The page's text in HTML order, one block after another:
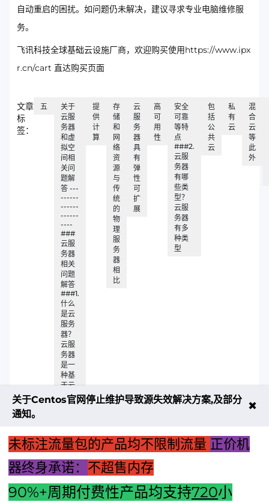
自动重启的困扰。如问题仍未解决，建议寻求专业电脑维修服
务。
飞讯科技全球基础云设施厂商，欢迎购买使用https://www.ipx
r.cn/cart 直达购买页面
文章
标
签：
五
关于
云服
务器
和虚
拟空
间相
关问
题解
答 ---
------
------
------
----
###
云服
务器
相关
问题
解答
###1.
什么
是云
服务
器？
云服
务器
是一
种基
于云
计算
技术
务
提
供
计
算
存
储
和
网
络
资
源
与
传
统
的
物
理
服
务
器
相
比
云
服
务
器
具
有
弹
性
可
扩
展
高
可
用
性
安全
可靠
等特
点
###2.
云服
务器
有哪
些类
型？
云服
务器
有多
种类
型
包
括
公
共
云
私
有
云
混
合
云
等
此
外
关于Centos官网停止维护导致源失效解决方案,及部分
通知。
✖
未标注流量包的产品均不限制流量 正价机
器终身承诺： 不超售内存
90%+周期付费性产品均支持720小